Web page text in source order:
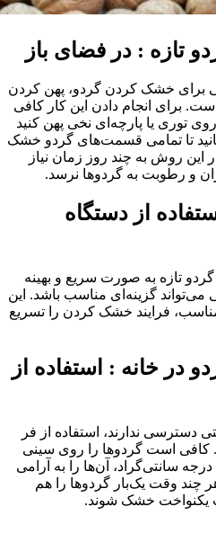
: در فضای باز
برای خشک کردن گردو، پهن کردن
برای انجام دادن این کار کافی
توری یا پارچه‌ای نخی پهن کنید
تا تمامی قسمت‌های گردو خشک
روش به چند روز زمان نیاز
و رطوبت به گردوها نرسد.
از دستگاه
تازه به صورت سریع و بهینه
گزینه‌ای مناسب باشد. این
مناسب، فرایند خشک کردن را تسریع
خانه : استفاده از
دسترسی ندارند، استفاده از فر
است گردوها را روی سینی
فر بچینید و با دمای حدود 50-60 درجه سانتی‌گراد، آن‌ها را به آرامی
چند وقت یک‌بار گردوها را هم
یکنواخت خشک شوند.